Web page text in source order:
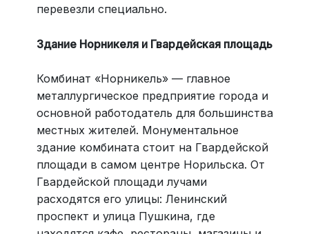
перевезли специально.
Здание Норникеля и Гвардейская площадь
Комбинат «Норникель» — главное
металлургическое предприятие города и
основной работодатель для большинства
местных жителей. Монументальное
здание комбината стоит на Гвардейской
площади в самом центре Норильска. От
Гвардейской площади лучами
расходятся его улицы: Ленинский
проспект и улица Пушкина, где